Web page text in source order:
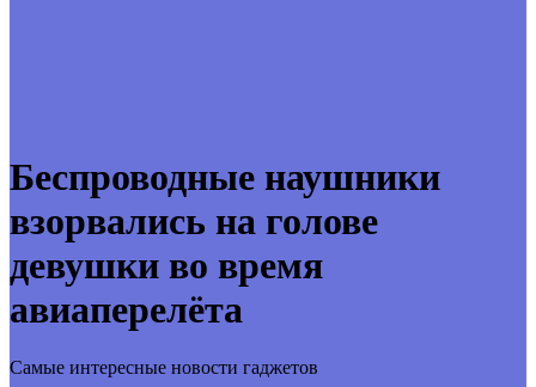
Беспроводные наушники
взорвались на голове
девушки во время
авиаперелёта
Самые интересные новости гаджетов